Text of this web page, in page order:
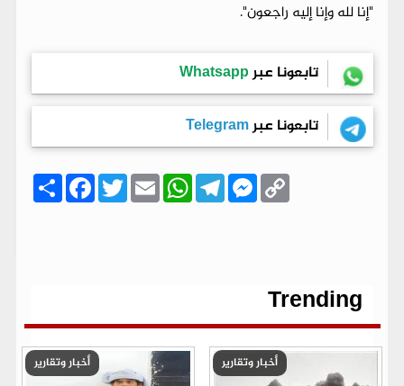
"إنا لله وإنا إليه راجعون".
تابعونا عبرWhatsapp
تابعونا عبرTelegram
ا
ن
ش
F
a
c
T
wi
E
m
a
W
h
a
T
el
M
e
s
C
o
p
Trending
أخبار وتقارير أخبار وتقارير